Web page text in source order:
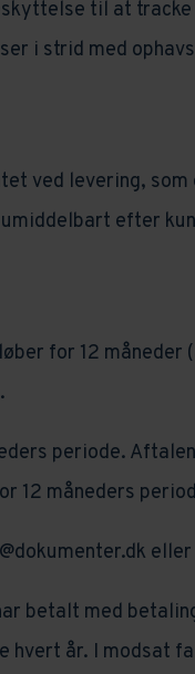
til at
i strid med
ved levering,
efter
for 12 måneder
periode.
12 måneders
betalt med
år. I modsat